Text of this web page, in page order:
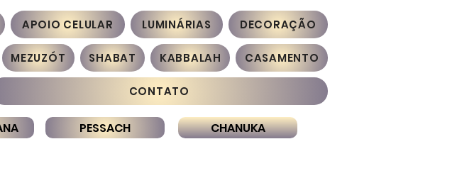
APOIO CELULAR LUMINÁRIAS DECORAÇÃO
MEZUZÓT SHABAT KABBALAH CASAMENTO
CONTATO
PESSACH CHANUKA